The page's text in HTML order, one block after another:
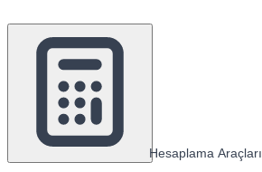
Hesaplama Araçları